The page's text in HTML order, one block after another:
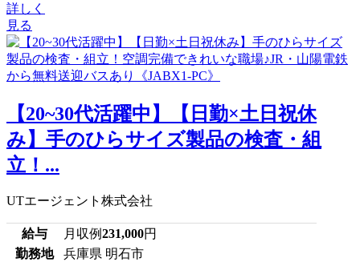
詳しく
見る
【20~30代活躍中】【日勤×土日祝休
み】手のひらサイズ製品の検査・組
立！...
UTエージェント株式会社
給与 月収例231,000円
勤務地
兵庫県 明石市